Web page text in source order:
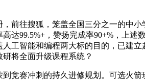
往搜狐，笼盖全国三分之一的中
达99.5%+，赞扬完成率90+%，上
工智能和编程两大标的目的，已建
将全面升级课程系统？
赛冲刺的持久进修规划。可选火箭